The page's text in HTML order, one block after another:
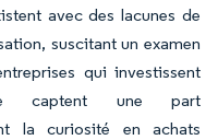
avec des lacunes de
suscitant un examen
qui investissent
captent une part
la curiosité en achats